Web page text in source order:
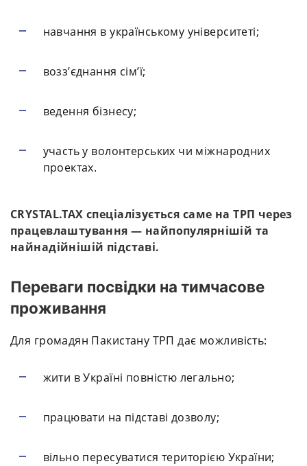
навчання в українському університеті;
возз’єднання сім’ї;
ведення бізнесу;
участь у волонтерських чи міжнародних
проектах.
CRYSTAL.TAX спеціалізується саме на ТРП через
працевлаштування — найпопулярнішій та
найнадійнішій підставі.
Переваги посвідки на тимчасове
проживання
Для громадян Пакистану ТРП дає можливість:
жити в Україні повністю легально;
працювати на підставі дозволу;
вільно пересуватися територією України;